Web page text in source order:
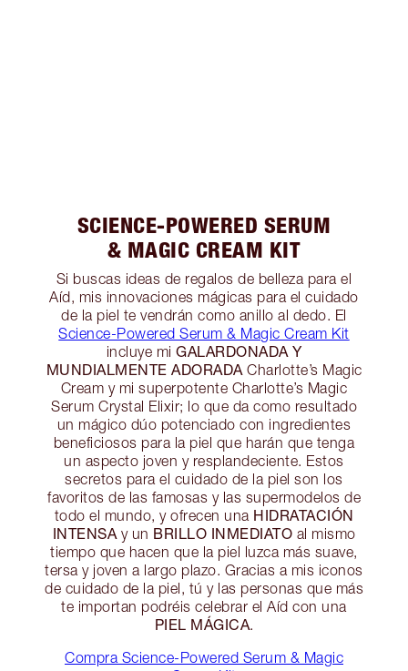
SCIENCE-POWERED SERUM
& MAGIC CREAM KIT
Si buscas ideas de regalos de belleza para el
Aíd, mis innovaciones mágicas para el cuidado
de la piel te vendrán como anillo al dedo. El
Science-Powered Serum & Magic Cream Kit
incluye mi GALARDONADA Y
MUNDIALMENTE ADORADA Charlotte’s Magic
Cream y mi superpotente Charlotte’s Magic
Serum Crystal Elixir; lo que da como resultado
un mágico dúo potenciado con ingredientes
beneficiosos para la piel que harán que tenga
un aspecto joven y resplandeciente. Estos
secretos para el cuidado de la piel son los
favoritos de las famosas y las supermodelos de
todo el mundo, y ofrecen una HIDRATACIÓN
INTENSA y un BRILLO INMEDIATO al mismo
tiempo que hacen que la piel luzca más suave,
tersa y joven a largo plazo. Gracias a mis iconos
de cuidado de la piel, tú y las personas que más
te importan podréis celebrar el Aíd con una
PIEL MÁGICA.
Compra Science-Powered Serum & Magic